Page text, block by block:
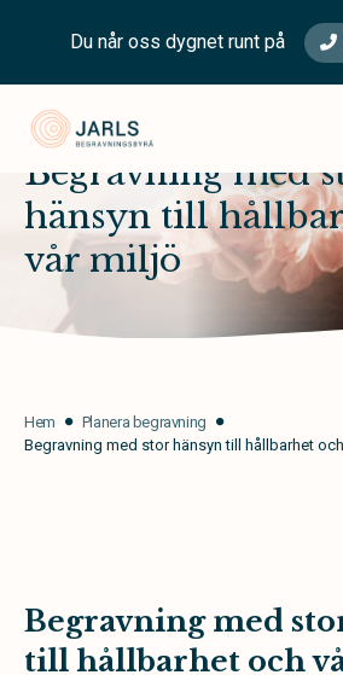
Du når oss dygnet runt på
Begravning med
hänsyn till
vår miljö
Hem
Planera begravning
Begravning med stor hänsyn till hållbarhet
Begravning med
till hållbarhet och